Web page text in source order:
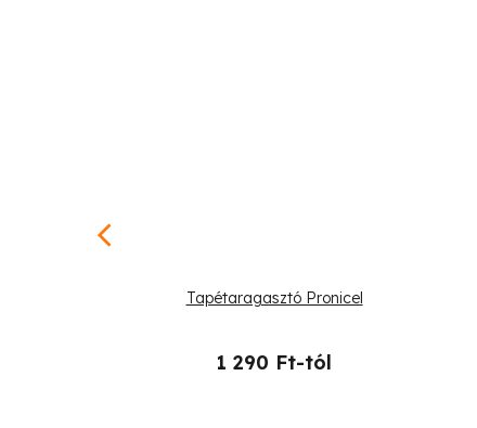
Tapétaragasztó Pronicel
1 290 Ft-tól